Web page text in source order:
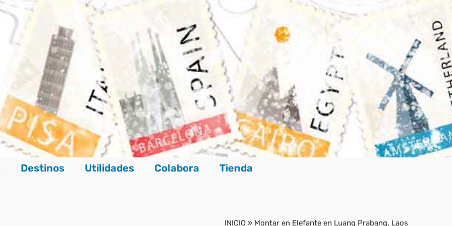
Destinos Utilidades Colabora Tienda
INICIO » Montar en Elefante en Luang Prabang, Laos